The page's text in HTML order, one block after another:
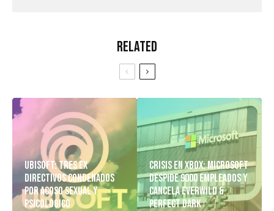
Related
Ubisoft: Tres Ex
Directivos Condenados
Por Acoso Sexual y
Psicológico
Crisis en Xbox: Microsoft
despide 9000 empleados y
cancela Everwild &
Perfect Dark